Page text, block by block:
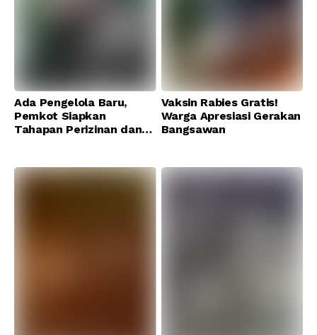
Ada Pengelola Baru,
Pemkot Siapkan
Tahapan Perizinan dan
Vaksin Rabies Gratis!
Warga Apresiasi Gerakan
Bangsawan